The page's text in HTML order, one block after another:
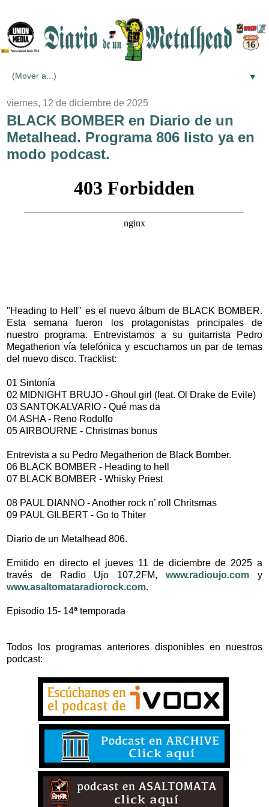
▼
viernes, 12 de diciembre de 2025
BLACK BOMBER en Diario de un
Metalhead. Programa 806 listo ya en
modo podcast.
"Heading to Hell" es el nuevo álbum de BLACK BOMBER.
Esta semana fueron los protagonistas principales de
nuestro programa. Entrevistamos a su guitarrista Pedro
Megatherion vía telefónica y escuchamos un par de temas
del nuevo disco. Tracklist:
01 Sintonía
02 MIDNIGHT BRUJO - Ghoul girl (feat. Ol Drake de Evile)
03 SANTOKALVARIO - Qué mas da
04 ASHA - Reno Rodolfo
05 AIRBOURNE - Christmas bonus
Entrevista a su Pedro Megatherion de Black Bomber.
06 BLACK BOMBER - Heading to hell
07 BLACK BOMBER - Whisky Priest
08 PAUL DIANNO - Another rock n’ roll Chritsmas
09 PAUL GILBERT - Go to Thiter
Diario de un Metalhead 806.
Emitido en directo el jueves 11 de diciembre de 2025 a
través de Radio Ujo 107.2FM,www.radioujo.com y
www.asaltomataradiorock.com.
Episodio 15- 14ª temporada
Todos los programas anteriores disponibles en nuestros
podcast: